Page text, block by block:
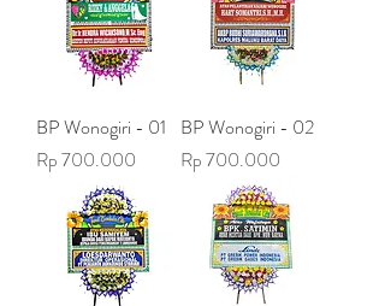
BP Wonogiri - 01
Harga
Rp 700.000
BP Wonogiri - 02
Harga
Rp 700.000